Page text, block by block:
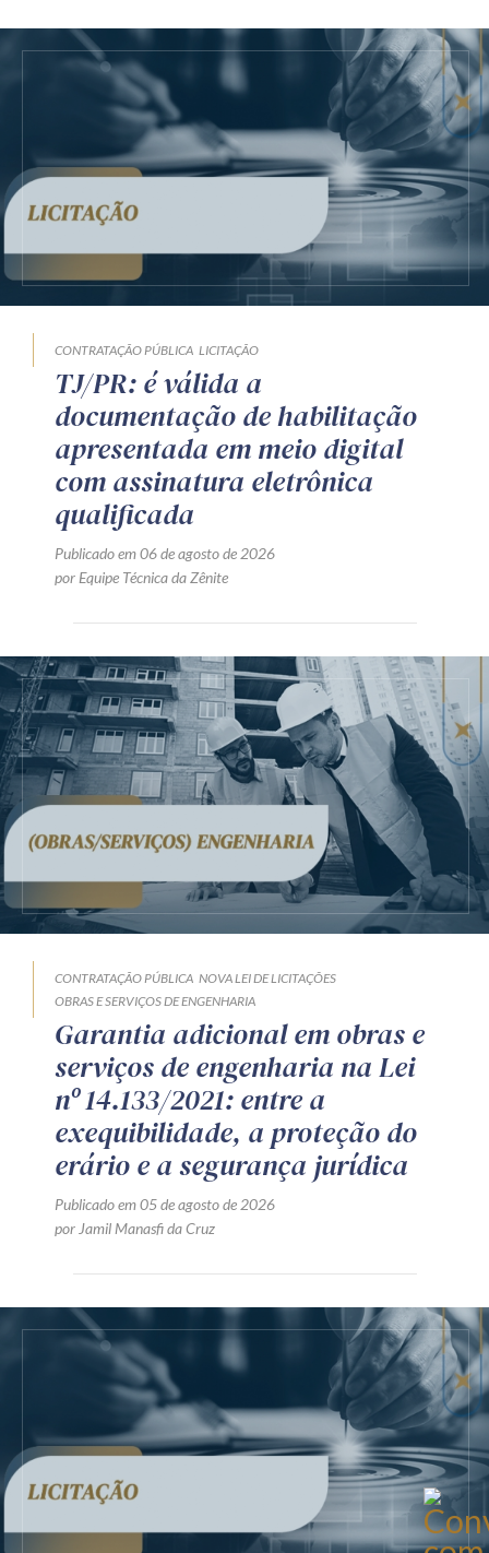
CONTRATAÇÃO PÚBLICA LICITAÇÃO
TJ/PR: é válida a
documentação de habilitação
apresentada em meio digital
com assinatura eletrônica
qualificada
Publicado em 06 de agosto de 2026
por Equipe Técnica da Zênite
CONTRATAÇÃO PÚBLICA NOVA LEI DE LICITAÇÕES
OBRAS E SERVIÇOS DE ENGENHARIA
Garantia adicional em obras e
serviços de engenharia na Lei
nº 14.133/2021: entre a
exequibilidade, a proteção do
erário e a segurança jurídica
Publicado em 05 de agosto de 2026
por Jamil Manasfi da Cruz